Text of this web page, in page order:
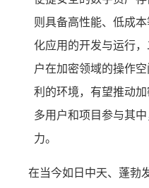
则具备高性能、低成
化应用的开发与运行
户在加密领域的操作
利的环境，有望推动
多用户和项目参与其
力。
在当今如日中天、蓬勃